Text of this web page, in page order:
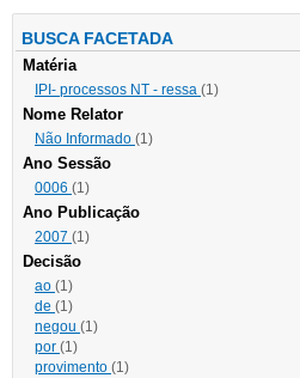
BUSCA FACETADA
Matéria
IPI- processos NT - ressa (1)
Nome Relator
Não Informado (1)
Ano Sessão
0006 (1)
Ano Publicação
2007 (1)
Decisão
ao (1)
de (1)
negou (1)
por (1)
provimento (1)